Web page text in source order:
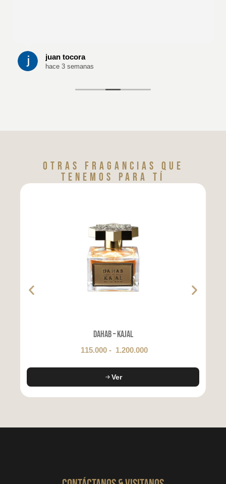
juan tocora
hace 3 semanas
Otras fragancias que
tenemos para tí
Dahab – Kajal
115.000 - 1.200.000
Ver